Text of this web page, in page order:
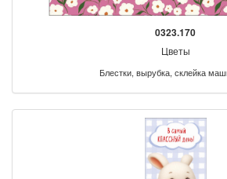
0323.170
Цветы
Блестки, вырубка, склейка